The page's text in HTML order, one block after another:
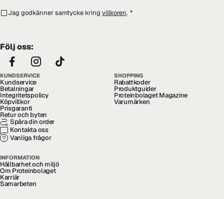
Jag godkänner samtycke kring villkoren. *
Följ oss:
KUNDSERVICE
Kundservice
Betalningar
Integritetspolicy
Köpvillkor
Prisgaranti
Retur och byten
Spåra din order
Kontakta oss
Vanliga frågor
SHOPPING
Rabattkoder
Produktguider
Proteinbolaget Magazine
Varumärken
INFORMATION
Hållbarhet och miljö
Om Proteinbolaget
Karriär
Samarbeten